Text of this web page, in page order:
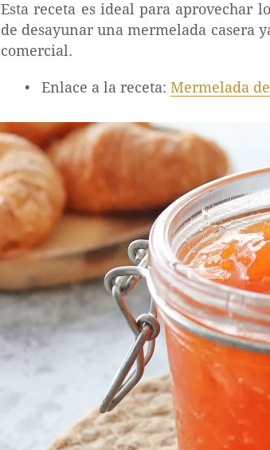
Esta receta es ideal para aprovechar
de desayunar una mermelada casera
comercial.
Enlace a la receta: Mermelada